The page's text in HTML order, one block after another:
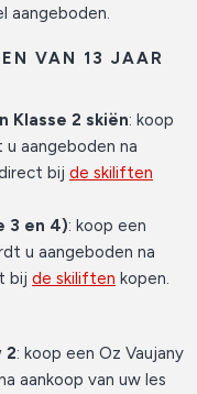
aangeboden.
VAN 13 JAAR
Klasse 2 skiën: koop
u aangeboden na
bij de skiliften
3 en 4): koop een
u aangeboden na
bij de skiliften kopen.
2: koop een Oz Vaujany
aankoop van uw les